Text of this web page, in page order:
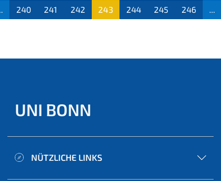
240 241 242
243
244 245 246
UNI BONN
NÜTZLICHE LINKS